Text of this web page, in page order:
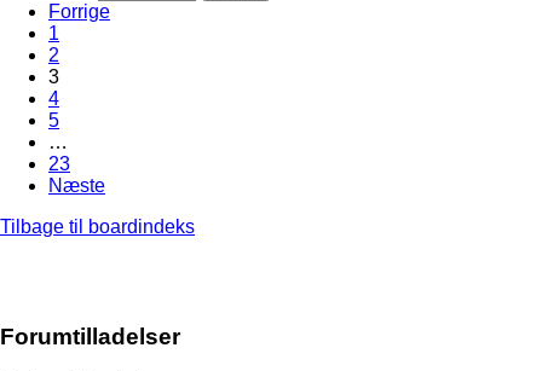
Forrige
1
2
3
4
5
…
23
Næste
Tilbage til boardindeks
Forumtilladelser